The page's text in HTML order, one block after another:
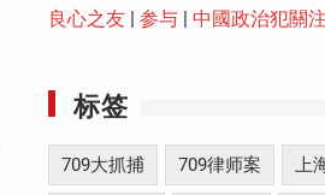
良心之友 | 参与 | 中國政治犯關注
标签
709大抓捕 709律师案 上